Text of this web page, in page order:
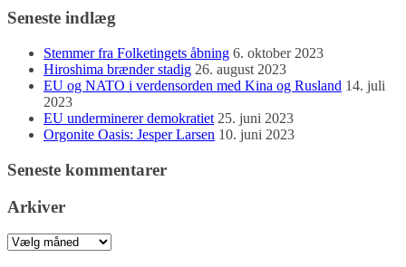
Seneste indlæg
Stemmer fra Folketingets åbning 6. oktober 2023
Hiroshima brænder stadig 26. august 2023
EU og NATO i verdensorden med Kina og Rusland 14. juli
2023
EU underminerer demokratiet 25. juni 2023
Orgonite Oasis: Jesper Larsen 10. juni 2023
Seneste kommentarer
Arkiver
Arkiver